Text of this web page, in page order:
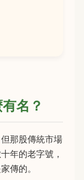
名？
那股傳統市場
年的老字號，
傳的。